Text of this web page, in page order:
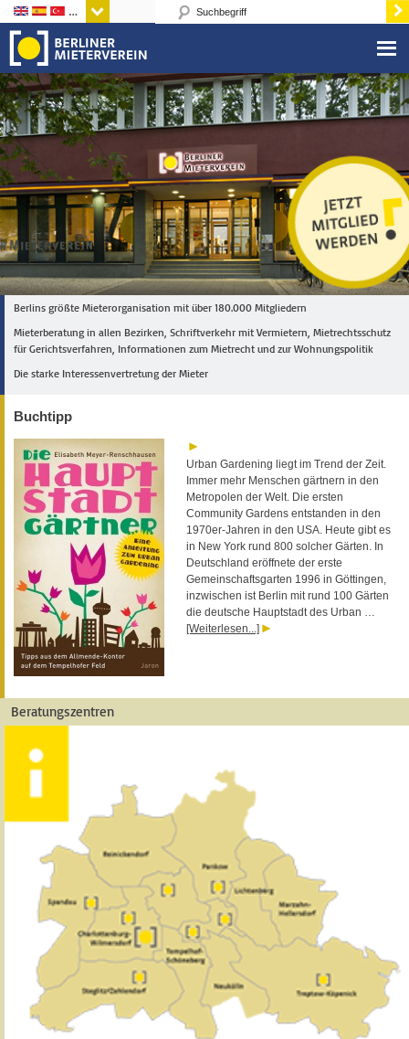
Sprachen
Berlins größte Mieterorganisation mit über 180.000 Mitgliedern
Mieterberatung in allen Bezirken, Schriftverkehr mit Vermietern, Mietrechtsschutz
für Gerichtsverfahren, Informationen zum Mietrecht und zur Wohnungspolitik
Die starke Interessenvertretung der Mieter
Buchtipp
Urban Gardening liegt im Trend der Zeit.
Immer mehr Menschen gärtnern in den
Metropolen der Welt. Die ersten
Community Gardens entstanden in den
1970er-Jahren in den USA. Heute gibt es
in New York rund 800 solcher Gärten. In
Deutschland eröffnete der erste
Gemeinschaftsgarten 1996 in Göttingen,
inzwischen ist Berlin mit rund 100 Gärten
die deutsche Hauptstadt des Urban …
[Weiterlesen...]
Beratungszentren